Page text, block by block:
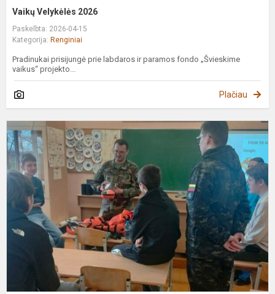
Vaikų Velykėlės 2026
Paskelbta: 2026-04-15
Kategorija: Renginiai
Pradinukai prisijungė prie labdaros ir paramos fondo „Švieskime
vaikus“ projekto...
Plačiau